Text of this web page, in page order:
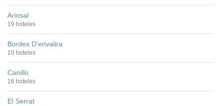
Arinsal
19 hoteles
Bordes D'envalira
10 hoteles
Canillo
16 hoteles
El Serrat